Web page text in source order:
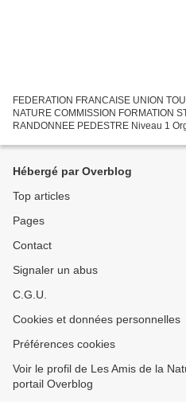
FEDERATION FRANCAISE UNION
NATURE COMMISSION FORMATION
RANDONNEE PEDESTRE Niveau 1
Dimanche 5 Mai 2019...
Hébergé par Overblog
Top articles
Pages
Contact
Signaler un abus
C.G.U.
Cookies et données personnelles
Préférences cookies
Voir le profil de Les Amis de la
portail Overblog